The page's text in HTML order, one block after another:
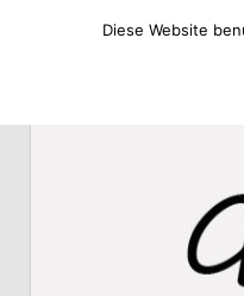
Diese Website